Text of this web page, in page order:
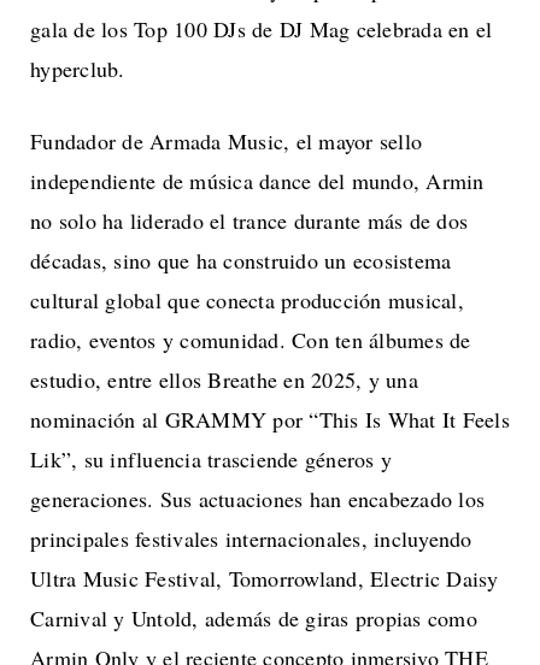
gala de los Top 100 DJs de DJ Mag celebrada en el
hyperclub.
Fundador de Armada Music, el mayor sello
independiente de música dance del mundo, Armin
no solo ha liderado el trance durante más de dos
décadas, sino que ha construido un ecosistema
cultural global que conecta producción musical,
radio, eventos y comunidad. Con ten álbumes de
estudio, entre ellos Breathe en 2025, y una
nominación al GRAMMY por “This Is What It Feels
Lik”, su influencia trasciende géneros y
generaciones. Sus actuaciones han encabezado los
principales festivales internacionales, incluyendo
Ultra Music Festival, Tomorrowland, Electric Daisy
Carnival y Untold, además de giras propias como
Armin Only y el reciente concepto inmersivo THE